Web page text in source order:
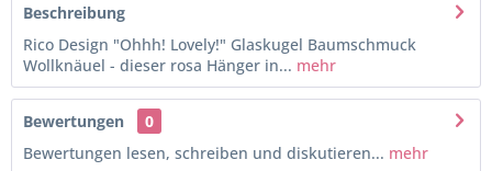
Beschreibung
Rico Design "Ohhh! Lovely!" Glaskugel Baumschmuck
Wollknäuel - dieser rosa Hänger in... mehr
Bewertungen
0
Bewertungen lesen, schreiben und diskutieren... mehr